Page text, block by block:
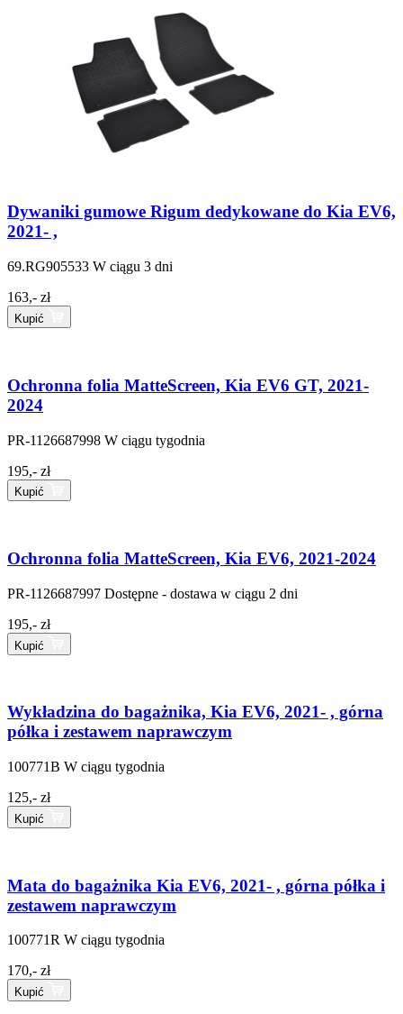
Dywaniki gumowe Rigum dedykowane do Kia EV6,
2021- ,
69.RG905533 W ciągu 3 dni
163,- zł
Kupić
Ochronna folia MatteScreen, Kia EV6 GT, 2021-
2024
PR-1126687998 W ciągu tygodnia
195,- zł
Kupić
Ochronna folia MatteScreen, Kia EV6, 2021-2024
PR-1126687997 Dostępne - dostawa w ciągu 2 dni
195,- zł
Kupić
Wykładzina do bagażnika, Kia EV6, 2021- , górna
półka i zestawem naprawczym
100771B W ciągu tygodnia
125,- zł
Kupić
Mata do bagażnika Kia EV6, 2021- , górna półka i
zestawem naprawczym
100771R W ciągu tygodnia
170,- zł
Kupić